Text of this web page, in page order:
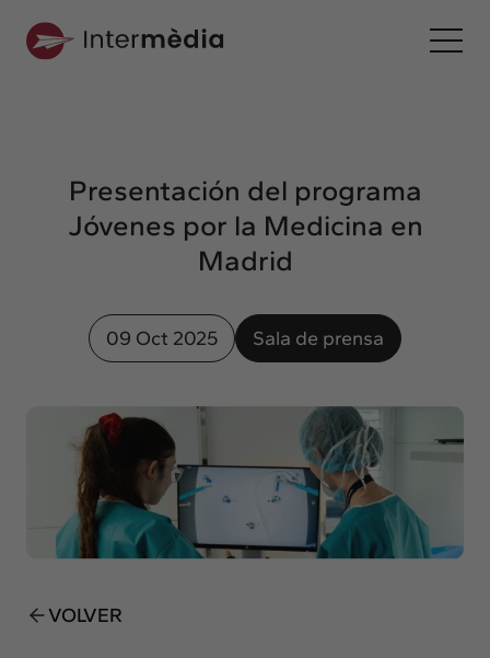
Interconexión
Nuestros servicios
Proyectos
Intermèdia
Interrelación
Clientes
Insights
Actualidad
Intercambio
Presentación del programa
Jóvenes por la Medicina en
Madrid
09 Oct 2025 Sala de prensa
VOLVER